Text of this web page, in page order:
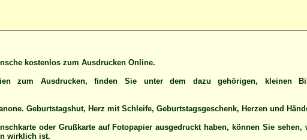
kostenlos zum Ausdrucken Online.
zum Ausdrucken, finden Sie unter dem dazu gehörigen, kleinen
Geburtstagshut, Herz mit Schleife, Geburtstagsgeschenk, Herzen und
oder Grußkarte auf Fotopapier ausgedruckt haben, können Sie sehen,
wirklich ist.